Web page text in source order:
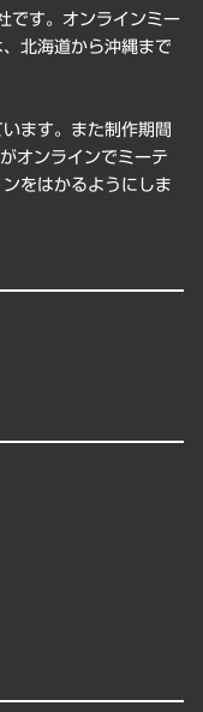
です。オンラインミー
北海道から沖縄まで
ます。また制作期間
オンラインでミーテ
をはかるようにしま